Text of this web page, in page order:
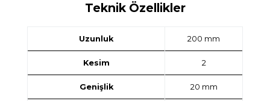
Teknik Özellikler
Uzunluk 200 mm
Kesim 2
Genişlik 20 mm